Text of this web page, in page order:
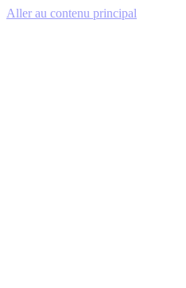
Aller au contenu principal